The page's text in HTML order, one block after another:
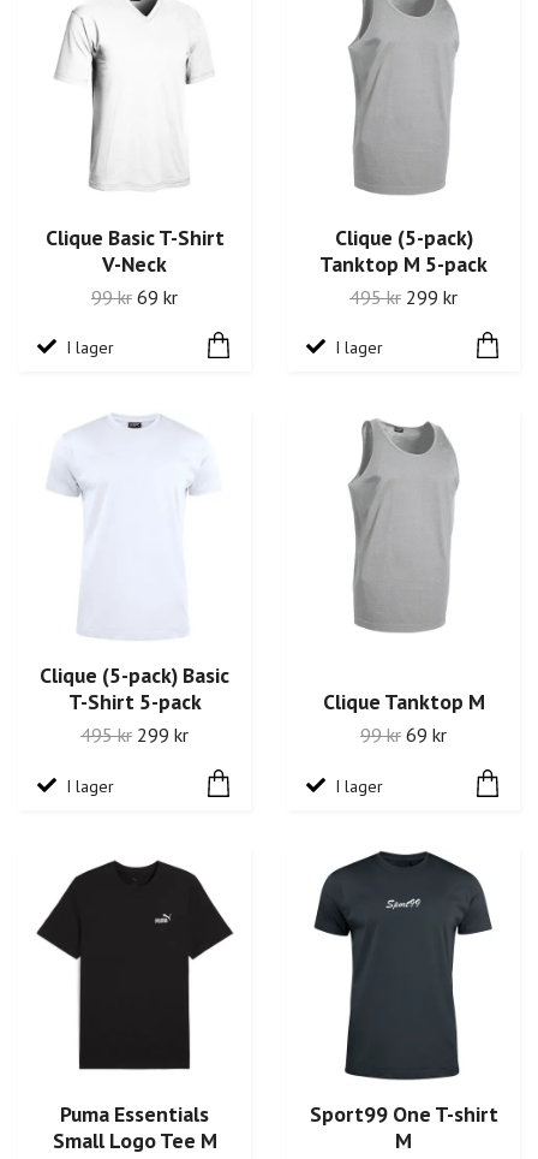
Clique Basic T-Shirt
V-Neck
99 kr 69 kr
I lager
Clique (5-pack)
Tanktop M 5-pack
495 kr 299 kr
I lager
Clique (5-pack) Basic
T-Shirt 5-pack
495 kr 299 kr
I lager
Clique Tanktop M
99 kr 69 kr
I lager
Puma Essentials
Small Logo Tee M
Sport99 One T-shirt
M